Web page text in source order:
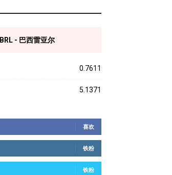
BRL - 巴西雷亚尔
0.7611
5.1371
喜欢
铁粉
铁粉